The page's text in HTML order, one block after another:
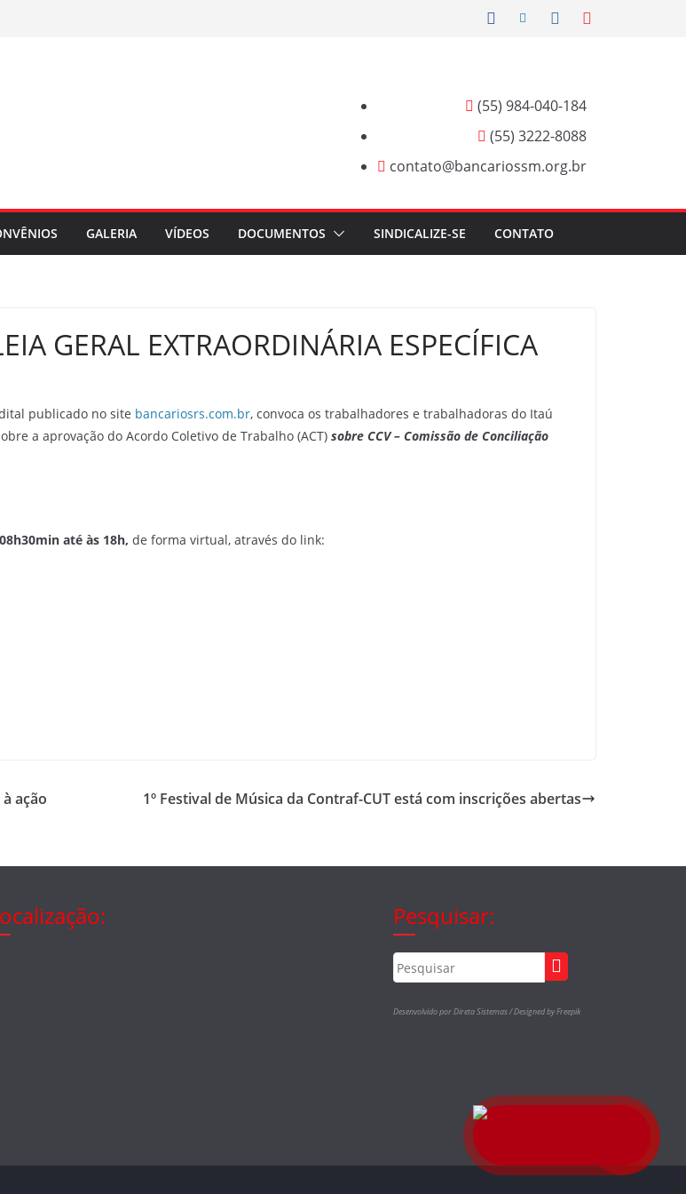
(55) 984-040-184
(55) 3222-8088
contato@bancariossm.org.br
GALERIA VÍDEOS DOCUMENTOS SINDICALIZE-SE CONTATO
GERAL EXTRAORDINÁRIA ESPECÍFICA
publicado no site bancariosrs.com.br, convoca os trabalhadores e trabalhadoras do Itaú
a aprovação do Acordo Coletivo de Trabalho (ACT) sobre CCV – Comissão de Conciliação
até às 18h, de forma virtual, através do link:
ação 1º Festival de Música da Contraf-CUT está com inscrições abertas
Pesquisar:
Desenvolvido por Direta Sistemas /Designed by Freepik